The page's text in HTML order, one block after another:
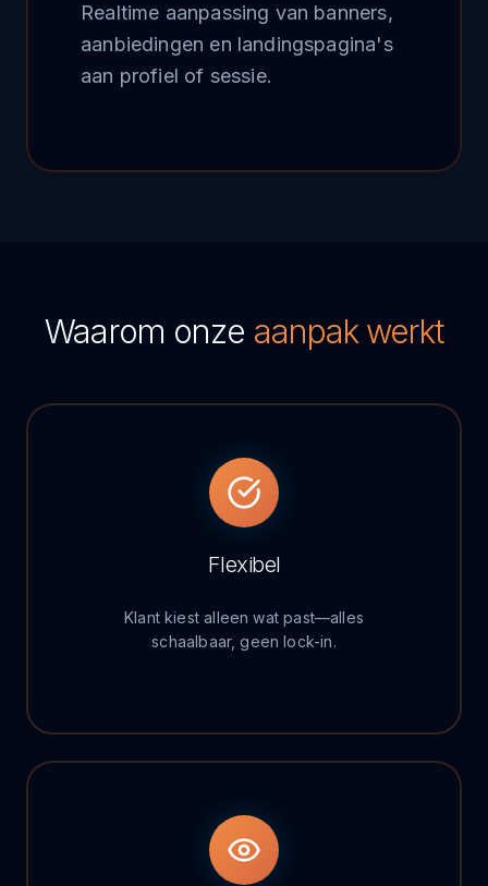
Realtime aanpassing van banners,
aanbiedingen en landingspagina's
aan profiel of sessie.
Waarom onze aanpak werkt
Flexibel
Klant kiest alleen wat past—alles
schaalbaar, geen lock-in.